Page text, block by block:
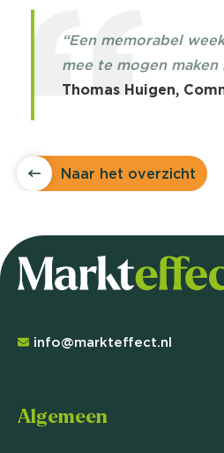
“Een memorabel
mee te mogen
Thomas Huigen,
Naar het overzicht
info@markteffect.nl
Algemeen